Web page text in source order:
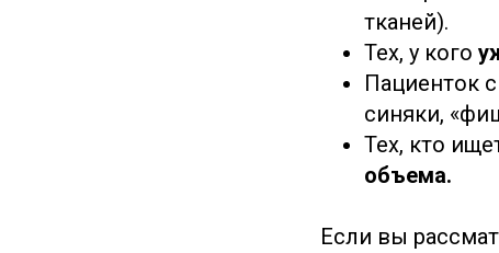
тканей).
Тех, у кого
Пациенток с
синяки,
Тех, кто
объема.
Если вы